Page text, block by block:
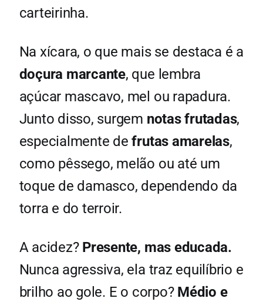
carteirinha.
Na xícara, o que mais se destaca é a
doçura marcante, que lembra
açúcar mascavo, mel ou rapadura.
Junto disso, surgem notas frutadas,
especialmente defrutas amarelas,
como pêssego, melão ou até um
toque de damasco, dependendo da
torra e do terroir.
A acidez? Presente, mas educada.
Nunca agressiva, ela traz equilíbrio e
brilho ao gole. E o corpo? Médio e